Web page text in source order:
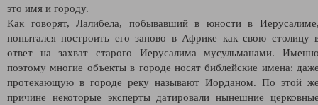
это имя и городу.
Как говорят, Лалибела, побывавший в юности в
попытался построить его заново в Африке как свою столицу
ответ на захват старого Иерусалима мусульманами.
поэтому многие объекты в городе носят библейские имена:
протекающую в городе реку называют Иорданом. По этой
причине некоторые эксперты датировали нынешние